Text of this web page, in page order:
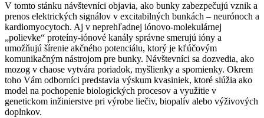
V tomto stánku návštevníci objavia, ako bunky zabezpečujú vznik a
prenos elektrických signálov v excitabilných bunkách – neurónoch a
kardiomyocytoch. Aj v neprehľadnej iónovo-molekulárnej
„polievke“ proteíny-iónové kanály správne smerujú ióny a
umožňujú šírenie akčného potenciálu, ktorý je kľúčovým
komunikačným nástrojom pre bunky. Návštevníci sa dozvedia, ako
mozog v chaose vytvára poriadok, myšlienky a spomienky. Okrem
toho Vám odborníci predstavia výskum kvasiniek, ktoré slúžia ako
model na pochopenie biologických procesov a využitie v
genetickom inžinierstve pri výrobe liečiv, biopalív alebo výživových
doplnkov.